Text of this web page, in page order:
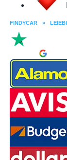
FINDYCAR »